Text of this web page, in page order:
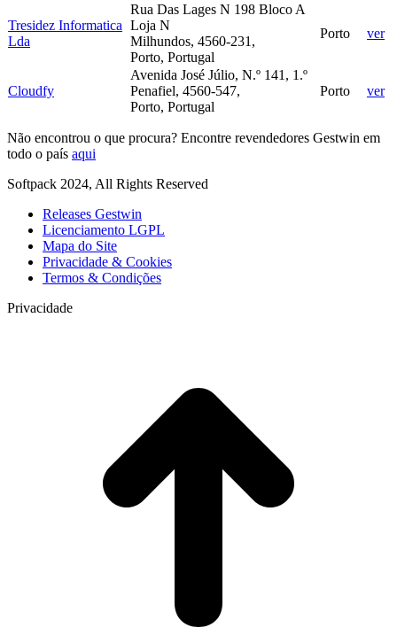
Tresidez Informatica
Lda
Rua Das Lages N 198 Bloco A
Loja N
Milhundos, 4560-231,
Porto, Portugal
Porto ver
Cloudfy
Avenida José Júlio, N.º 141, 1.º
Penafiel, 4560-547,
Porto, Portugal
Porto ver
Não encontrou o que procura? Encontre revendedores Gestwin em
todo o país aqui
Softpack 2024, All Rights Reserved
Releases Gestwin
Licenciamento LGPL
Mapa do Site
Privacidade & Cookies
Termos & Condições
Privacidade